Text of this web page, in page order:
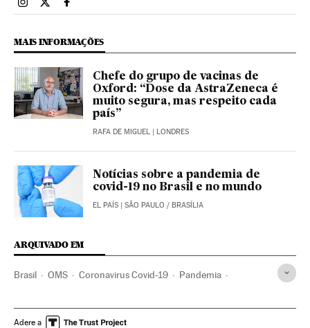
Brasil El País Brasil en Instagram
Brasil El País Brasil en Twitter
Brasil El País Brasil en Facebook
MAIS INFORMAÇÕES
Chefe do grupo de vacinas de
Oxford: “Dose da AstraZeneca é
muito segura, mas respeito cada
país”
RAFA DE MIGUEL | LONDRES
Notícias sobre a pandemia de
covid-19 no Brasil e no mundo
EL PAÍS | SÃO PAULO / BRASÍLIA
ARQUIVADO EM
Brasil OMS Coronavirus Covid-19 Pandemia
Ministério Saúde Anvisa
Adere a